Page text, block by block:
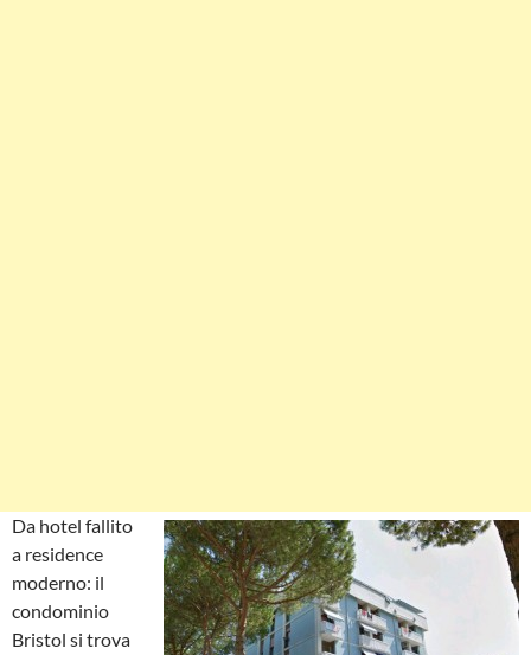
Da hotel fallito
a residence
moderno: il
condominio
Bristol si trova